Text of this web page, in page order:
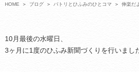
HOME ブログ パトリとひふみのひとコマ 伸楽だ
10月最後の水曜日、
3ヶ月に1度のひふみ新聞づくりを行いまし